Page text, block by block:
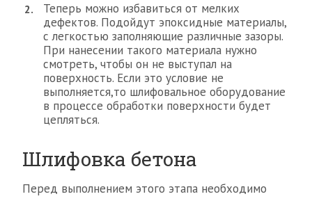
Теперь можно избавиться от мелких
дефектов. Подойдут эпоксидные материалы,
с легкостью заполняющие различные зазоры.
При нанесении такого материала нужно
смотреть, чтобы он не выступал на
поверхность. Если это условие не
выполняется,то шлифовальное оборудование
в процессе обработки поверхности будет
цепляться.
Шлифовка бетона
Перед выполнением этого этапа необходимо